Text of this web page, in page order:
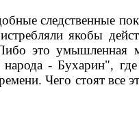
следственные
якобы
это умышленная
- Бухарин",
Чего стоят все